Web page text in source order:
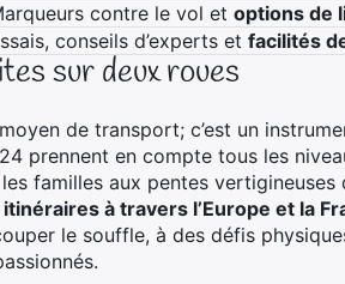
contre le vol et options de
conseils d’experts et facilités
sur deux roues
de transport; c’est un
prennent en compte tous les
familles aux pentes
à travers l’Europe et la
le souffle, à des défis